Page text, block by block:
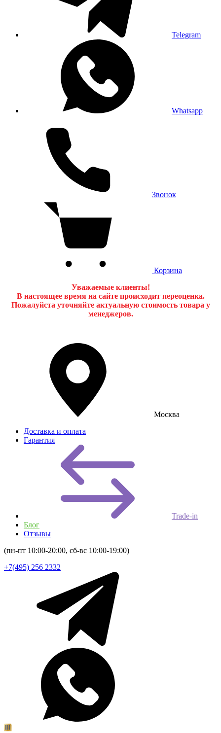
Telegram
Whatsapp
Звонок
Корзина
Уважаемые клиенты!
В настоящее время на сайте происходит переоценка.
Пожалуйста уточняйте актуальную стоимость товара у
менеджеров.
Москва
Доставка и оплата
Гарантия
Trade-in
Блог
Отзывы
(пн-пт 10:00-20:00, сб-вс 10:00-19:00)
+7(495) 256 2332